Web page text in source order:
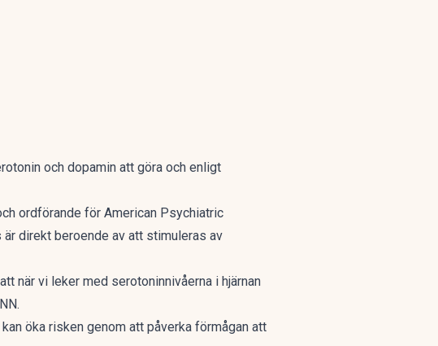
och dopamin att göra och enligt
ordförande för American Psychiatric
direkt beroende av att stimuleras av
när vi leker med serotoninnivåerna i hjärnan
öka risken genom att påverka förmågan att